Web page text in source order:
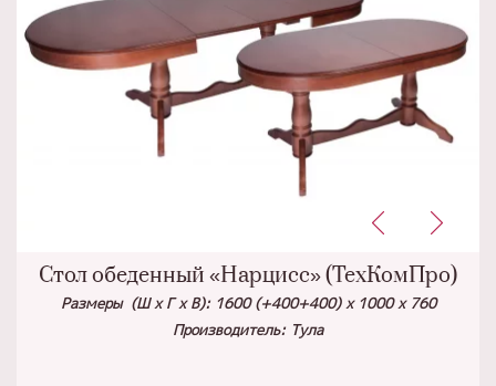
Стол обеденный «Нарцисс» (ТехКомПро)
Размеры (Ш х Г х В): 1600 (+400+400) х 1000 х 760
Производитель: Тула